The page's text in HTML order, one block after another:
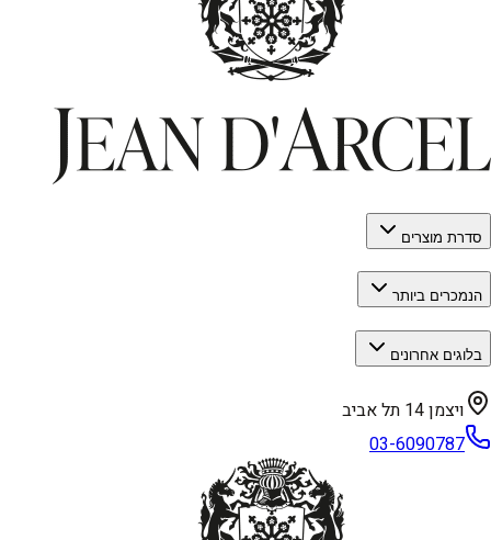
סדרת מוצרים
הנמכרים ביותר
בלוגים אחרונים
ויצמן 14 תל אביב
03-6090787